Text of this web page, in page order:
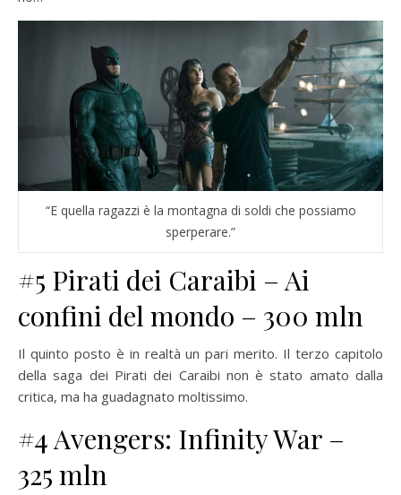
“E quella ragazzi è la montagna di soldi che possiamo
sperperare.”
#5 Pirati dei Caraibi – Ai
confini del mondo – 300 mln
Il quinto posto è in realtà un pari merito. Il terzo capitolo
della saga dei Pirati dei Caraibi non è stato amato dalla
critica, ma ha guadagnato moltissimo.
#4 Avengers: Infinity War –
325 mln